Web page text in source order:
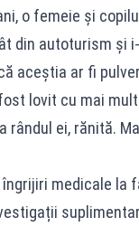
o femeie și
din autoturism și
aceștia ar fi
lovit cu mai
rândul ei, rănită.
îngrijiri medicale la